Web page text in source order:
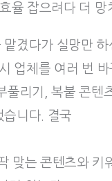
율 잡으려다 더 망
겼다가 실망만 하
업체를 여러 번 바
풀리기, 복붙 콘텐
습니다. 결국
맞는 콘텐츠와 키